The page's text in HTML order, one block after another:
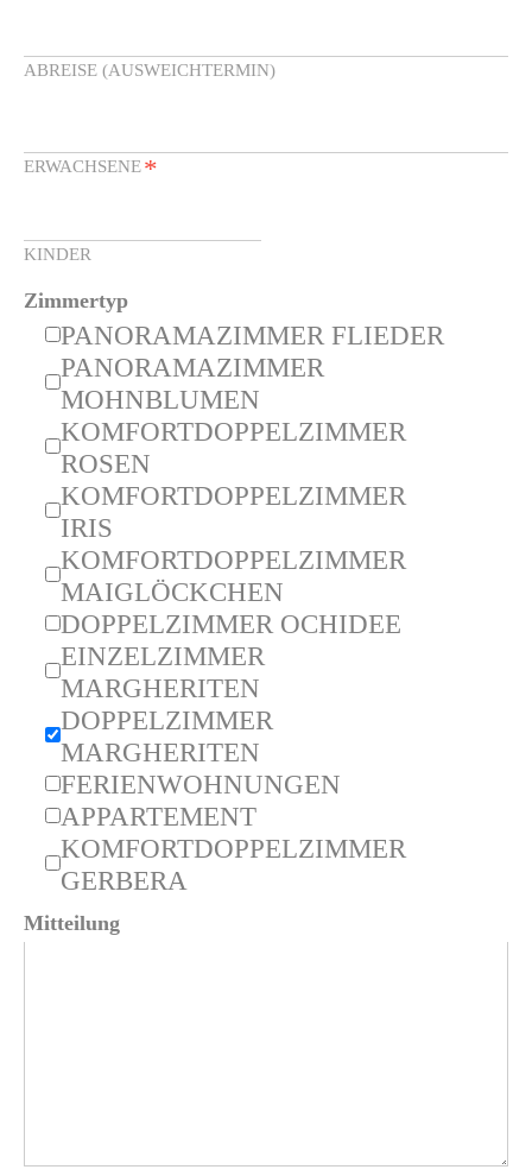
ABREISE (AUSWEICHTERMIN)
ERWACHSENE*
KINDER
Zimmertyp
PANORAMAZIMMER FLIEDER
PANORAMAZIMMER
MOHNBLUMEN
KOMFORTDOPPELZIMMER
ROSEN
KOMFORTDOPPELZIMMER
IRIS
KOMFORTDOPPELZIMMER
MAIGLÖCKCHEN
DOPPELZIMMER OCHIDEE
EINZELZIMMER
MARGHERITEN
DOPPELZIMMER
MARGHERITEN
FERIENWOHNUNGEN
APPARTEMENT
KOMFORTDOPPELZIMMER
GERBERA
Mitteilung